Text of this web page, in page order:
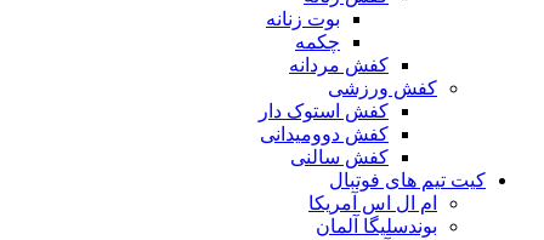
بوت زنانه
چکمه
کفش مردانه
کفش ورزشی
کفش استوک دار
کفش دوومیدانی
کفش سالنی
کیت تیم های فوتبال
ام ال اس آمریکا
بوندسلیگا آلمان